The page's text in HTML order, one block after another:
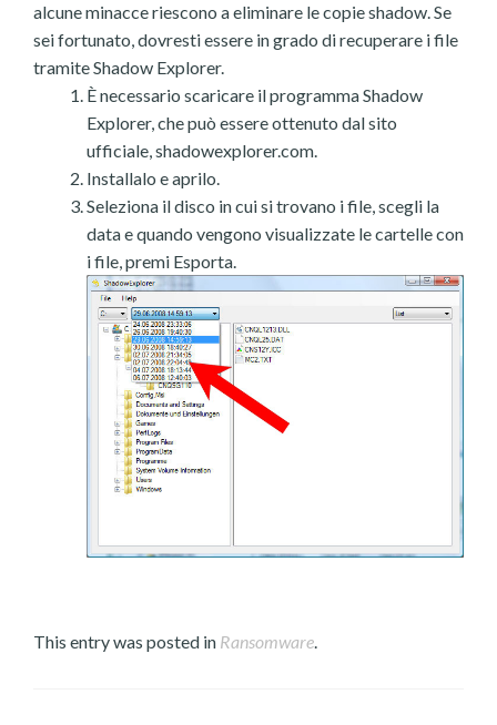
alcune minacce riescono a eliminare le copie shadow. Se
sei fortunato, dovresti essere in grado di recuperare i file
tramite Shadow Explorer.
È necessario scaricare il programma Shadow
Explorer, che può essere ottenuto dal sito
ufficiale, shadowexplorer.com.
Installalo e aprilo.
Seleziona il disco in cui si trovano i file, scegli la
data e quando vengono visualizzate le cartelle con
i file, premi Esporta.
This entry was posted in Ransomware.